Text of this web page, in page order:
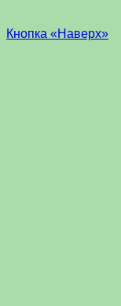
Кнопка «Наверх»